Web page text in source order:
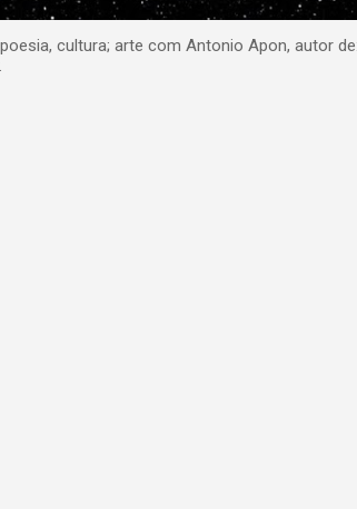
cultura; arte com Antonio Apon, autor de: